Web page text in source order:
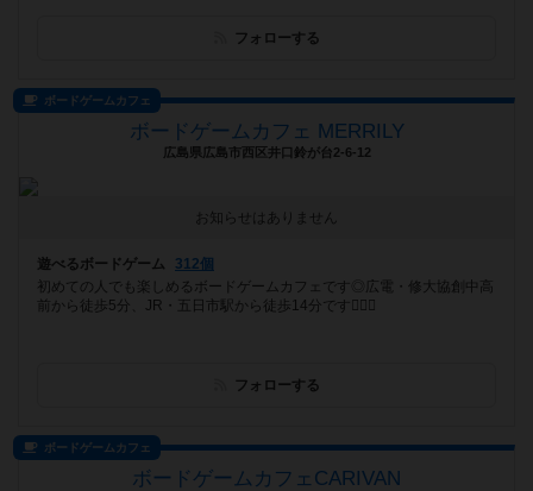
フォローする
ボードゲームカフェ
ボードゲームカフェ MERRILY
広島県広島市西区井口鈴が台2-6-12
お知らせはありません
遊べるボードゲーム
312個
初めての人でも楽しめるボードゲームカフェです◎広電・修大協創中高
前から徒歩5分、JR・五日市駅から徒歩14分です🚶‍♀️✨
フォローする
ボードゲームカフェ
ボードゲームカフェCARIVAN